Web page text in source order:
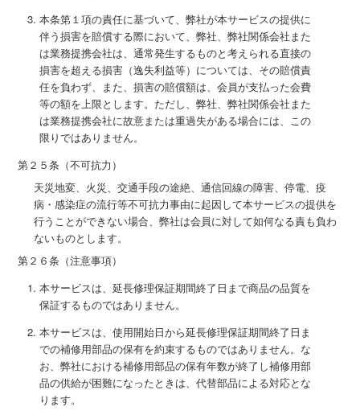
本条第１項の責任に基づいて、弊社が本サービスの提供に
伴う損害を賠償する際において、弊社、弊社関係会社また
は業務提携会社は、通常発生するものと考えられる直接の
損害を超える損害（逸失利益等）については、その賠償責
任を負わず、また、損害の賠償額は、会員が支払った会費
等の額を上限とします。ただし、弊社、弊社関係会社また
は業務提携会社に故意または重過失がある場合には、この
限りではありません。
第２５条（不可抗力）
天災地変、火災、交通手段の途絶、通信回線の障害、停電、疫
病・感染症の流行等不可抗力事由に起因して本サービスの提供を
行うことができない場合、弊社は会員に対して如何なる責も負わ
ないものとします。
第２６条（注意事項）
本サービスは、延長修理保証期間終了日まで商品の品質を
保証するものではありません。
本サービスは、使用開始日から延長修理保証期間終了日ま
での補修用部品の保有を約束するものではありません。な
お、弊社における補修用部品の保有年数が終了し補修用部
品の供給が困難になったときは、代替部品による対応とな
ります。